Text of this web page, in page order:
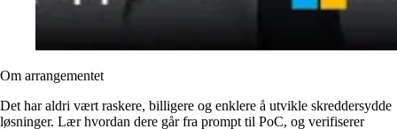
Om arrangementet
Det har aldri vært raskere, billigere og enklere å utvikle skreddersydde
løsninger. Lær hvordan dere går fra prompt til PoC, og verifiserer